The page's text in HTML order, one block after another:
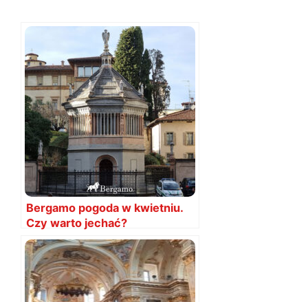
Bergamo pogoda w kwietniu.
Czy warto jechać?
Temperatury